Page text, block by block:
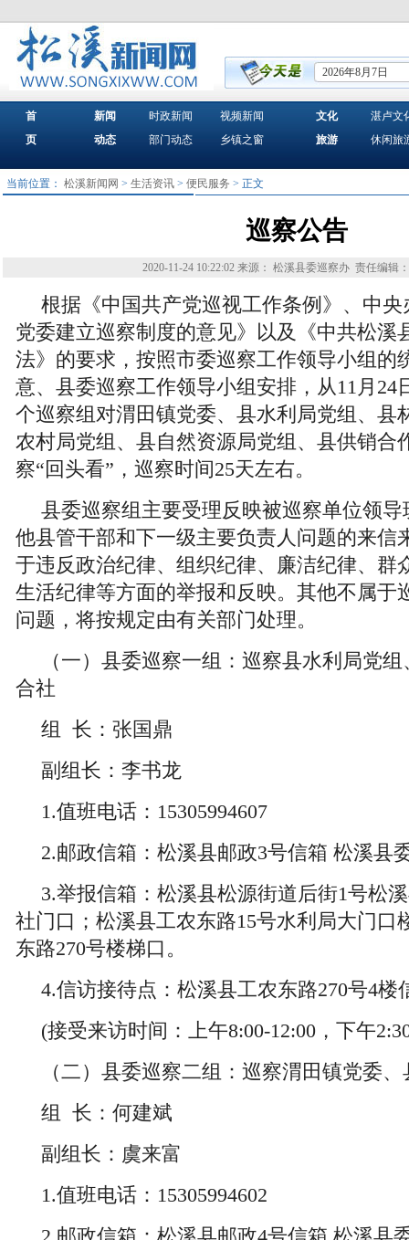
2026年8月7日
首
页
新闻
动态
时政新闻
部门动态
视频新闻
乡镇之窗
文化
旅游
湛卢文
休闲旅
当前位置：松溪新闻网 >生活资讯 >便民服务 > 正文
巡察公告
2020-11-24 10:22:02 来源： 松溪县委巡察办 责任编辑
根据《中国共产党巡视工作条例》、中
党委建立巡察制度的意见》以及《中共松溪
法》的要求，按照市委巡察工作领导小组的
意、县委巡察工作领导小组安排，从11月24
个巡察组对渭田镇党委、县水利局党组、县
农村局党组、县自然资源局党组、县供销合
察“回头看”，巡察时间25天左右。
县委巡察组主要受理反映被巡察单位领
他县管干部和下一级主要负责人问题的来信
于违反政治纪律、组织纪律、廉洁纪律、群
生活纪律等方面的举报和反映。其他不属于
问题，将按规定由有关部门处理。
（一）县委巡察一组：巡察县水利局党
合社
组 长：张国鼎
副组长：李书龙
1.值班电话：15305994607
2.邮政信箱：松溪县邮政3号信箱 松溪县
3.举报信箱：松溪县松源街道后街1号松
社门口；松溪县工农东路15号水利局大门口
东路270号楼梯口。
4.信访接待点：松溪县工农东路270号4楼
(接受来访时间：上午8:00-12:00，下午
（二）县委巡察二组：巡察渭田镇党委
组 长：何建斌
副组长：虞来富
1.值班电话：15305994602